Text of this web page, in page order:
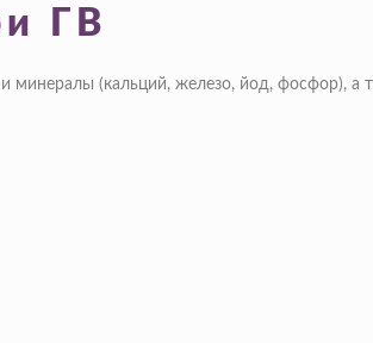
ГВ
(кальций, железо, йод, фосфор), а